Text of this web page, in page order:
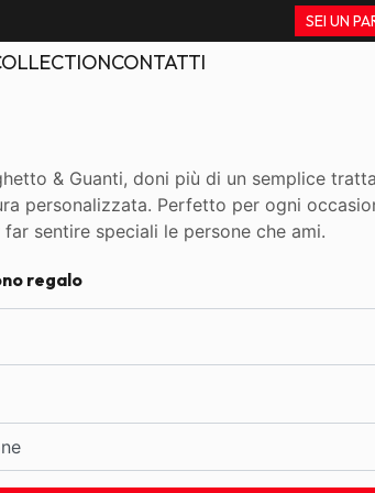
SEI UN
CONTATTI
& Guanti, doni più di un semplice
personalizzata. Perfetto per ogni
sentire speciali le persone che ami.
regalo